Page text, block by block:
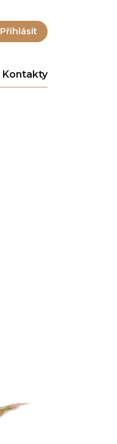
Přihlásit
Kontakty